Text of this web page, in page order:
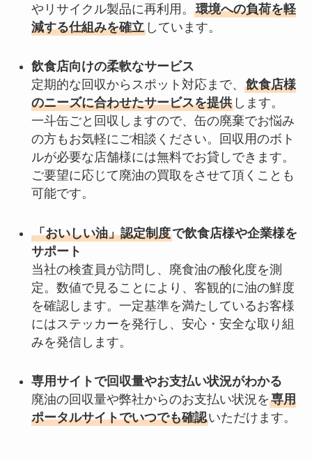
やリサイクル製品に再利用。 環境への負荷を軽
減する仕組みを確立しています。
飲食店向けの柔軟なサービス
定期的な回収からスポット対応まで、 飲食店様
のニーズに合わせたサービスを提供します。
一斗缶ごと回収しますので、缶の廃棄でお悩み
の方もお気軽にご相談ください。回収用のボト
ルが必要な店舗様には無料でお貸しできます。
ご要望に応じて廃油の買取をさせて頂くことも
可能です。
「おいしい油」認定制度で飲食店様や企業様を
サポート
当社の検査員が訪問し、廃食油の酸化度を測
定。数値で見ることにより、客観的に油の鮮度
を確認します。一定基準を満たしているお客様
にはステッカーを発行し、安心・安全な取り組
みを発信します。
専用サイトで回収量やお支払い状況がわかる
廃油の回収量や弊社からのお支払い状況を専用
ポータルサイトでいつでも確認いただけます。